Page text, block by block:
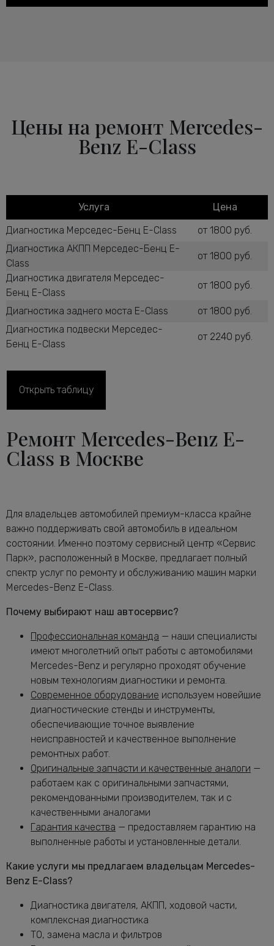
Цены на ремонт Mercedes-
Benz E-Class
Услуга
Цена
Диагностика Мерседес-Бенц E-Class
от 1800 руб.
Диагностика АКПП Мерседес-Бенц E-
Class
от 1800 руб.
Диагностика двигателя Мерседес-
Бенц E-Class
от 1800 руб.
Диагностика заднего моста E-Class
от 1800 руб.
Диагностика подвески Мерседес-
Бенц E-Class
от 2240 руб.
Class
Диагностика ТНВД дизельного
Мерседес-Бенц E-Class
Диагностика ходовой части
Мерседес-Бенц E-Class
Class
от 1160 руб.
Замена воздушного фильтра
Мерседес-Бенц E-Class
от 680 руб.
Замена задних тормозных дисков
Мерседес-Бенц E-Class
от 1640 руб.
Замена задних тормозных колодок
Мерседес-Бенц E-Class
E-Class
Замена масла в двигателе Мерседес-
Бенц E-Class
от 2240 руб.
Замена масла в раздатке Мерседес-
Бенц E-Class
от 1160 руб.
Замена масляного насоса Мерседес-
Бенц E-Class
Замена масляного фильтра Мерседес-
Бенц E-Class
Замена опоры амортизатора E-Class
от 2760 руб.
Замена переднего сальника
коленвала E-Class
от 7400 руб.
Замена передних амортизаторов
Мерседес-Бенц E-Class
от 3400 руб.
Замена передних тормозных дисков
Мерседес-Бенц E-Class
Замена передних тормозных колодок
Замена подушек двигателя E-Class
от 5000 руб.
Замена подшипника генератора
Открыть таблицу
Ремонт Mercedes-Benz E-
Class в Москве
Для владельцев автомобилей премиум-класса крайне
важно поддерживать свой автомобиль в идеальном
состоянии. Именно поэтому сервисный центр «Сервис
Парк», расположенный в Москве, предлагает полный
спектр услуг по ремонту и обслуживанию машин марки
Mercedes-Benz E-Class.
Почему выбирают наш автосервис?
Профессиональная команда — наши специалисты
имеют многолетний опыт работы с автомобилями
Mercedes-Benz и регулярно проходят обучение
новым технологиям диагностики и ремонта.
Современное оборудование используем новейшие
диагностические стенды и инструменты,
обеспечивающие точное выявление
неисправностей и качественное выполнение
ремонтных работ.
Оригинальные запчасти и качественные аналоги —
работаем как с оригинальными запчастями,
рекомендованными производителем, так и с
качественными аналогами
Гарантия качества — предоставляем гарантию на
выполненные работы и установленные детали.
Какие услуги мы предлагаем владельцам Mercedes-
Benz E-Class?
Диагностика двигателя, АКПП, ходовой части,
комплексная диагностика
ТО, замена масла и фильтров